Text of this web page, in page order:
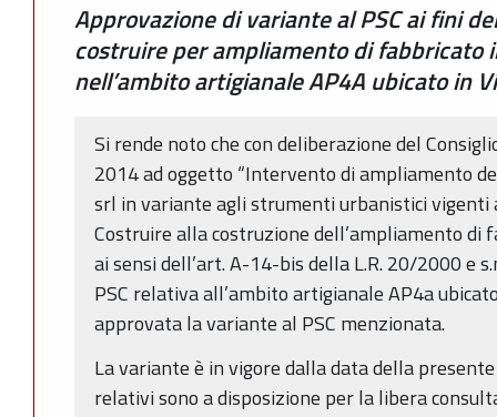
Approvazione di variante al PSC ai fini
costruire per ampliamento di fabbricato
nell’ambito artigianale AP4A ubicato in
Si rende noto che con deliberazione del
2014 ad oggetto “Intervento di ampliamento
srl in variante agli strumenti urbanistici vigenti
Costruire alla costruzione dell’ampliamento
ai sensi dell’art. A-14-bis della L.R. 20/2000 e
PSC relativa all’ambito artigianale AP4a
approvata la variante al PSC menzionata.
La variante è in vigore dalla data della
relativi sono a disposizione per la libera